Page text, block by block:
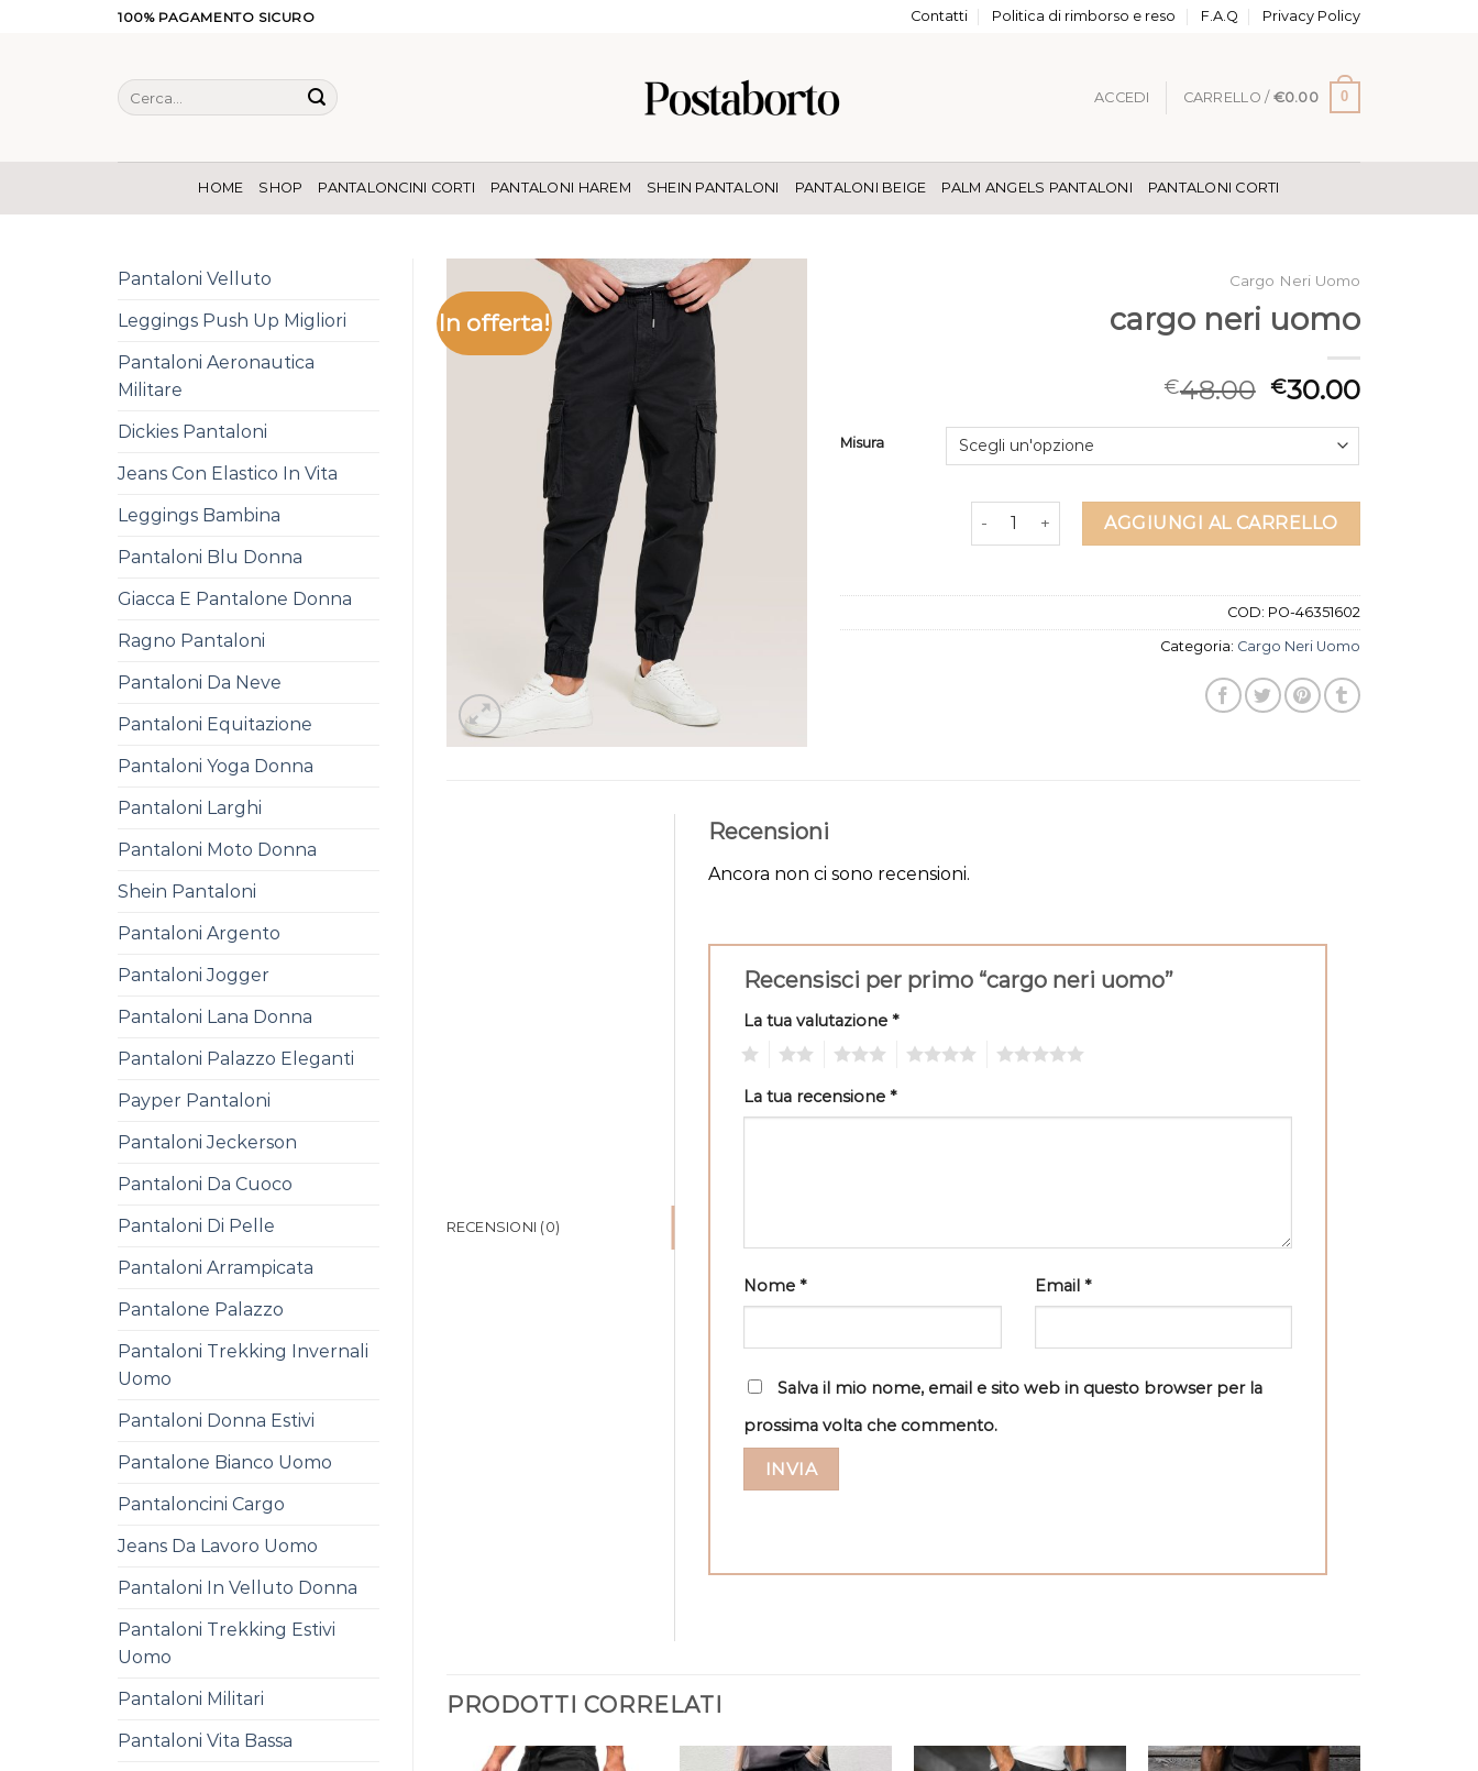
100% PAGAMENTO SICURO Contatti Politica di rimborso e reso F.A.Q Privacy Policy
Cerca:
ACCEDI CARRELLO / €0.00 0
HOME SHOP PANTALONCINI CORTI PANTALONI HAREM SHEIN PANTALONI PANTALONI BEIGE PALM ANGELS PANTALONI PANTALONI CORTI
Pantaloni Velluto
Leggings Push Up Migliori
Pantaloni Aeronautica
Militare
Dickies Pantaloni
Jeans Con Elastico In Vita
Leggings Bambina
Pantaloni Blu Donna
Giacca E Pantalone Donna
Ragno Pantaloni
Pantaloni Da Neve
Pantaloni Equitazione
Pantaloni Yoga Donna
Pantaloni Larghi
Pantaloni Moto Donna
Shein Pantaloni
Pantaloni Argento
Pantaloni Jogger
Pantaloni Lana Donna
Pantaloni Palazzo Eleganti
Payper Pantaloni
Pantaloni Jeckerson
Pantaloni Da Cuoco
Pantaloni Di Pelle
Pantaloni Arrampicata
Pantalone Palazzo
Pantaloni Trekking Invernali
Uomo
Pantaloni Donna Estivi
Pantalone Bianco Uomo
Pantaloncini Cargo
Jeans Da Lavoro Uomo
Pantaloni In Velluto Donna
Pantaloni Trekking Estivi
Uomo
Pantaloni Militari
Pantaloni Vita Bassa
In offerta!
Cargo Neri Uomo
cargo neri uomo
€48.00 €30.00
Misura
cargo neri uomo quantitàAGGIUNGI AL CARRELLO
COD: PO-46351602
Categoria: Cargo Neri Uomo
RECENSIONI (0)
Recensioni
Ancora non ci sono recensioni.
Recensisci per primo “cargo neri uomo”
La tua valutazione*
La tua recensione*
Nome* Email *
Salva il mio nome, email e sito web in questo browser per la
prossima volta che commento.
PRODOTTI CORRELATI